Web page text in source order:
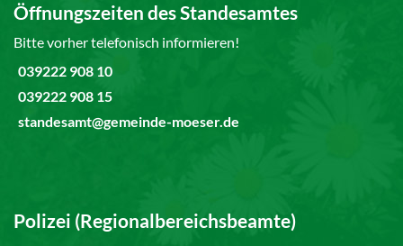
Öffnungszeiten des Standesamtes
Bitte vorher telefonisch informieren!
039222 908 10
039222 908 15
standesamt@gemeinde-moeser.de
Polizei (Regionalbereichsbeamte)